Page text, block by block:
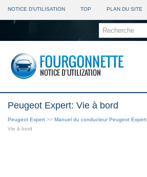
NOTICE D'UTILISATION TOP PLAN DU SITE
Peugeot Expert: Vie à bord
Peugeot Expert >> Manuel du conducteur Peugeot Expert
Vie à bord